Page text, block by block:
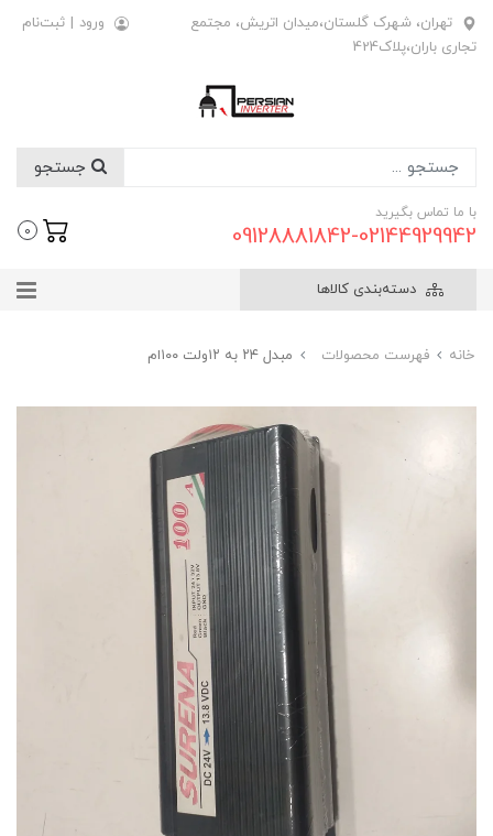
تهران، شهرک گلستان،میدان اتریش، مجتمع
تجاری باران،پلاک424
ورود | ثبت‌نام
با ما تماس بگیرید
09128881842-02144929942
0
دسته‌بندی کالاها
خانه فهرست محصولات مبدل ۲۴ به ۱۲ولت ۱۰۰ام